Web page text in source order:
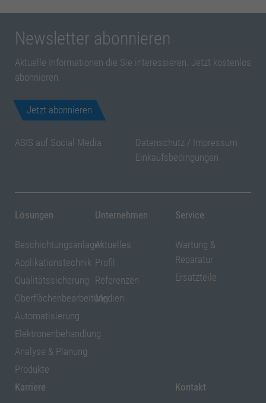
Newsletter abonnieren
Aktuelle Informationen die Sie interessieren. Jetzt kostenlos
abonnieren.
Jetzt abonnieren
ASIS auf Social Media Datenschutz/ Impressum
Einkaufsbedingungen
Lösungen
Beschichtungsanlagen
Applikationstechnik
Qualitätssicherung
Oberflächenbearbeitung
Automatisierung
Elektronenbehandlung
Analyse & Planung
Produkte
Unternehmen
Aktuelles
Profil
Referenzen
Medien
Service
Wartung &
Reparatur
Ersatzteile
Karriere Kontakt